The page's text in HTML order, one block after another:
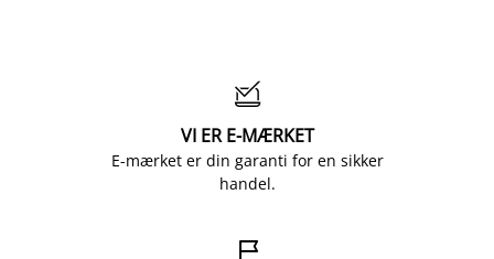

VI ER E-MÆRKET
E-mærket er din garanti for en sikker
handel.
